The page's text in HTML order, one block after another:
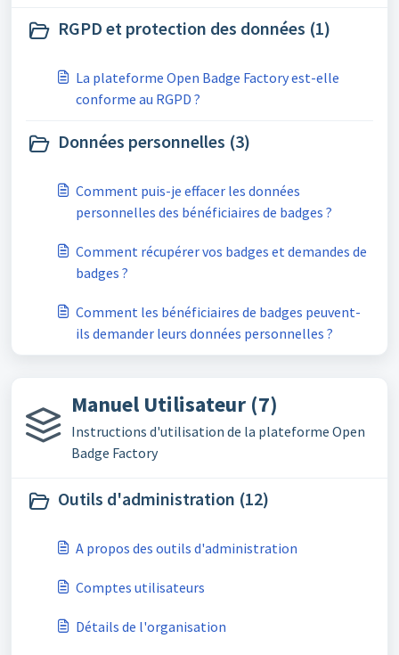
RGPD et protection des données (1)
La plateforme Open Badge Factory est-elle
conforme au RGPD ?
Données personnelles (3)
Comment puis-je effacer les données
personnelles des bénéficiaires de badges ?
Comment récupérer vos badges et demandes de
badges ?
Comment les bénéficiaires de badges peuvent-
ils demander leurs données personnelles ?
Manuel Utilisateur (7)
Instructions d'utilisation de la plateforme Open
Badge Factory
Outils d'administration (12)
A propos des outils d'administration
Comptes utilisateurs
Détails de l'organisation